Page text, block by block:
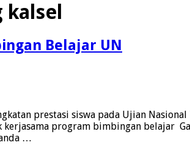
kalsel
Belajar UN
prestasi siswa pada Ujian
program bimbingan belajar
…